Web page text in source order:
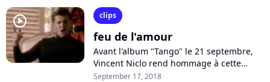
lui"...
player2 clips
feu de l'amour
Avant l'album "Tango" le 21 septembre,
Vincent Niclo rend hommage à cette
danse avec le single "El Fuego del Amor".
September 17, 2018